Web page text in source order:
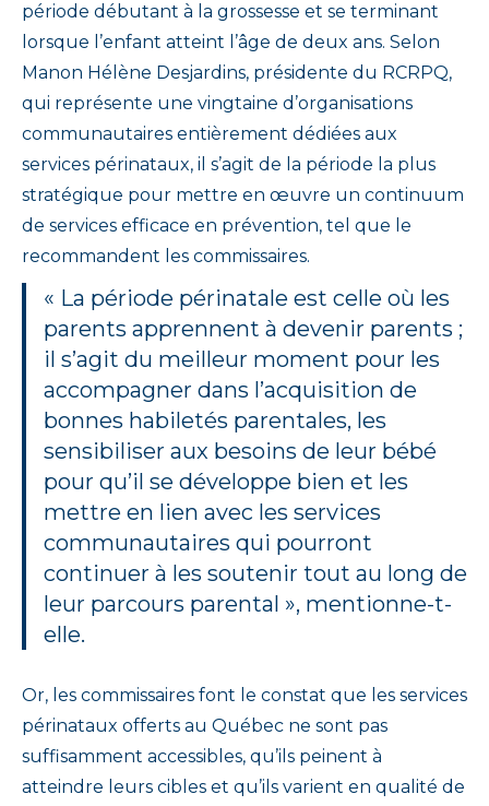
période débutant à la grossesse et se terminant
lorsque l’enfant atteint l’âge de deux ans. Selon
Manon Hélène Desjardins, présidente du RCRPQ,
qui représente une vingtaine d’organisations
communautaires entièrement dédiées aux
services périnataux, il s’agit de la période la plus
stratégique pour mettre en œuvre un continuum
de services efficace en prévention, tel que le
recommandent les commissaires.
« La période périnatale est celle où les
parents apprennent à devenir parents ;
il s’agit du meilleur moment pour les
accompagner dans l’acquisition de
bonnes habiletés parentales, les
sensibiliser aux besoins de leur bébé
pour qu’il se développe bien et les
mettre en lien avec les services
communautaires qui pourront
continuer à les soutenir tout au long de
leur parcours parental », mentionne-t-
elle.
Or, les commissaires font le constat que les services
périnataux offerts au Québec ne sont pas
suffisamment accessibles, qu’ils peinent à
atteindre leurs cibles et qu’ils varient en qualité de